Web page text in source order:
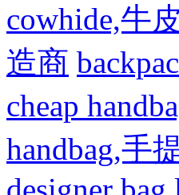
cowhide,牛
造商
cheap
handbag,手